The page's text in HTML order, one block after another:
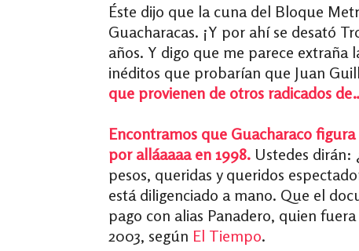
Éste dijo que la cuna del Bloque
Guacharacas. ¡Y por ahí se desató
años. Y digo que me parece
inéditos que probarían que Juan
que provienen de otros radicados
Encontramos que Guacharaco
por alláaaaa en 1998. Ustedes dirán:
pesos, queridas y queridos
está diligenciado a mano. Que el
pago con alias Panadero, quien
2003, según El Tiempo.